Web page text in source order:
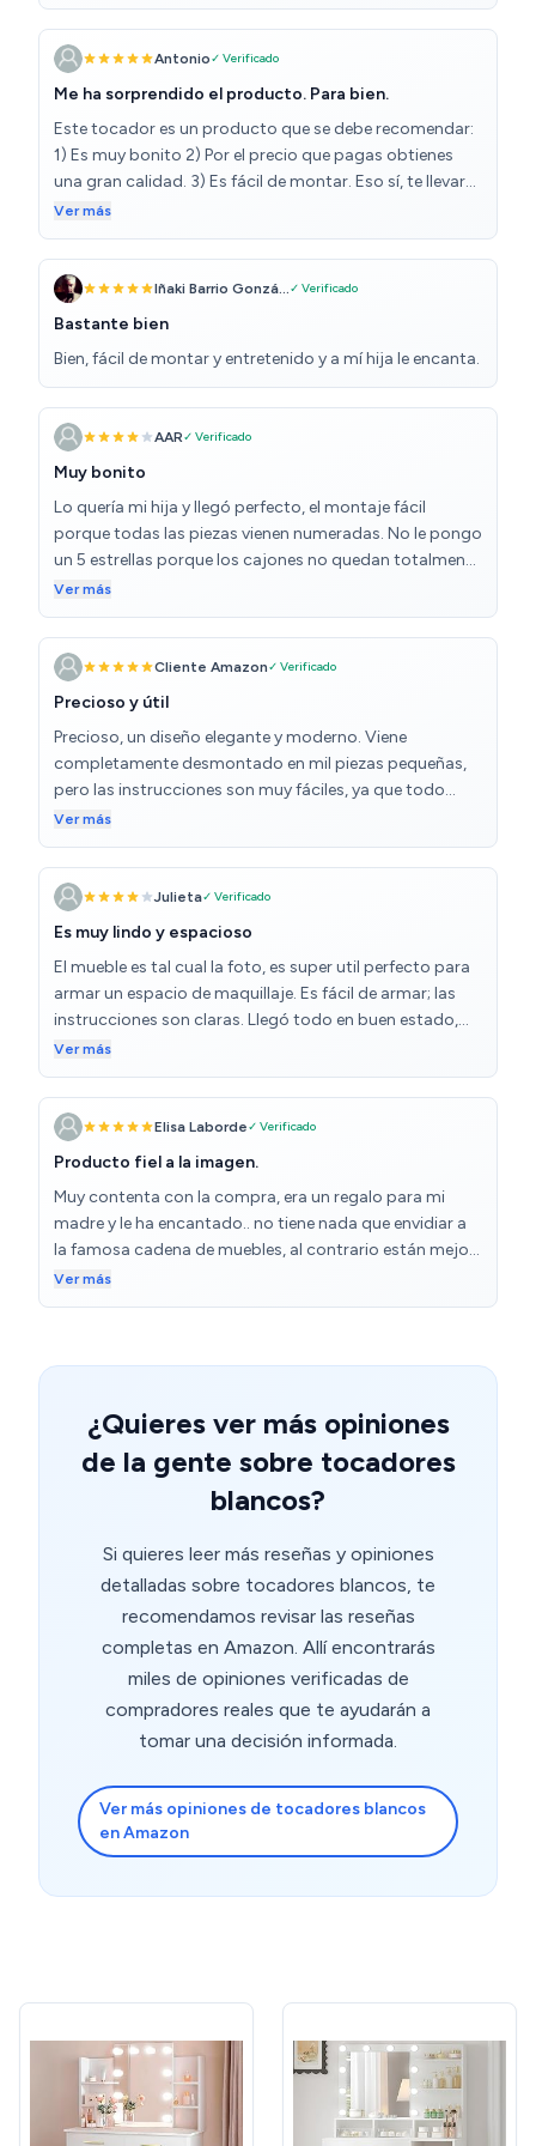
encendido pulsado y lo que va haciendo es subir y bajar
la intensidad de la luz, no cambiar el tono. Aun así,
incluso eso queda bonito . Ha sido el regalo de
cumpleaños de mi hija y no podía haberle hecho más
ilusión. Ahora necesito buscar el taburete perfecto, no
quise comprarlo antes porque quería asegurarme de las
medidas en la altura.
perfecto en mi habitación. ✨
Antonio✓ Verificado
Me ha sorprendido el producto. Para bien.
Este tocador es un producto que se debe recomendar:
1) Es muy bonito 2) Por el precio que pagas obtienes
una gran calidad. 3) Es fácil de montar. Eso sí, te llevará
un poquito de tiempo.
Ver más
Iñaki Barrio Gonzá... ✓ Verificado
Bastante bien
Bien, fácil de montar y entretenido y a mí hija le encanta.
AAR✓ Verificado
Muy bonito
Lo quería mi hija y llegó perfecto, el montaje fácil
porque todas las piezas vienen numeradas. No le pongo
un 5 estrellas porque los cajones no quedan totalmente
perfectos
Ver más
Cliente Amazon✓ Verificado
Precioso y útil
Precioso, un diseño elegante y moderno. Viene
completamente desmontado en mil piezas pequeñas,
pero las instrucciones son muy fáciles, ya que todo
viene perfectamente etiquetado
Ver más
Julieta✓ Verificado
Es muy lindo y espacioso
El mueble es tal cual la foto, es super util perfecto para
armar un espacio de maquillaje. Es fácil de armar; las
instrucciones son claras. Llegó todo en buen estado,
alguna que otra marca pero que se pudo disimular por
no estar visible. Me asustaban algunos comentarios
sobre el imán del espejo pero al menos hasta el
momento funciona perfecto. El vendedor estuvo en
comunicación conmigo hasta la entrega de los dos
paquetes, excelente servicio.
Ver más
Elisa Laborde✓ Verificado
Producto fiel a la imagen.
Muy contenta con la compra, era un regalo para mi
madre y le ha encantado.. no tiene nada que envidiar a
la famosa cadena de muebles, al contrario están mejor
acabados, las instrucciones muy sencillas de seguir,
trae un pequeño destornillador y una llave especial para
este vendedor. El envío fue rápido y llego todo en el
mismo día, estaba muy bien envuelto y la verdad que no
tengo nada malo que decir. Encima lo cogí con oferta
Ver más
¿Quieres ver más opiniones
de la gente sobre tocadores
blancos?
Si quieres leer más reseñas y opiniones
detalladas sobre tocadores blancos, te
recomendamos revisar las reseñas
completas en Amazon. Allí encontrarás
miles de opiniones verificadas de
compradores reales que te ayudarán a
tomar una decisión informada.
Ver más opiniones de tocadores blancos
en Amazon